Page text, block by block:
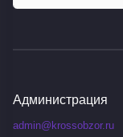
Администрация
admin@krossobzor.ru